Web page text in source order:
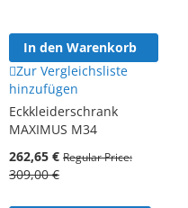
In den Warenkorb
Zur Vergleichsliste
hinzufügen
Eckkleiderschrank
MAXIMUS M34
262,65 € Regular Price
309,00 €